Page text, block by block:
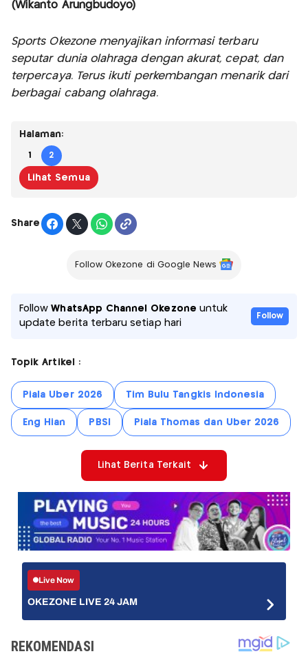
(Wikanto Arungbudoyo)
Sports Okezone menyajikan informasi terbaru
seputar dunia olahraga dengan akurat, cepat, dan
terpercaya. Terus ikuti perkembangan menarik dari
berbagai cabang olahraga.
Halaman:
1 2
Lihat Semua
Share
Follow Okezone di Google News
FollowWhatsApp Channel Okezone untuk
update berita terbaru setiap hari
Follow
Topik Artikel :
Piala Uber 2026 Tim Bulu Tangkis Indonesia
Eng Hian PBSI Piala Thomas dan Uber 2026
Lihat Berita Terkait
Live Now
OKEZONE LIVE 24 JAM